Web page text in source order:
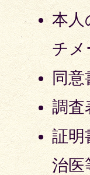
本人
チメ
同意
調査
証明
治医